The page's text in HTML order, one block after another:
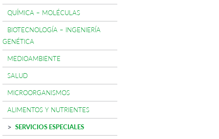
QUÍMICA – MOLÉCULAS
BIOTECNOLOGÍA – INGENIERÍA
GENÉTICA
MEDIOAMBIENTE
SALUD
MICROORGANISMOS
ALIMENTOS Y NUTRIENTES
SERVICIOS ESPECIALES